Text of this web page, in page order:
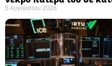
5 Αυγούστου 2026